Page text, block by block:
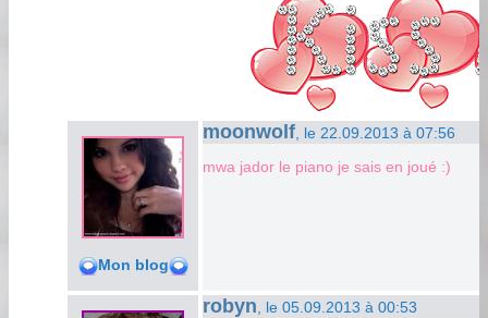
Mon blog
moonwolf , le 22.09.2013 à 07:56
mwa jador le piano je sais en joué :)
robyn , le 05.09.2013 à 00:53